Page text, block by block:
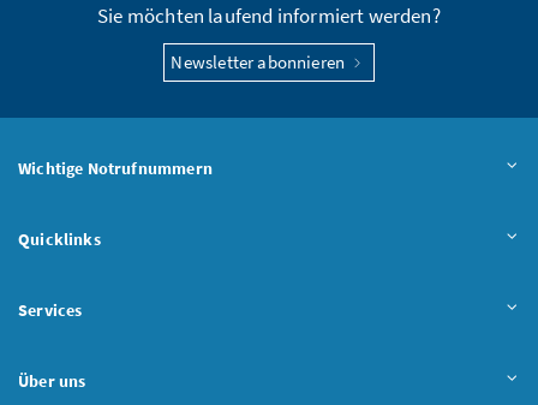
Sie möchten laufend informiert werden?
Newsletter abonnieren
Wichtige Notrufnummern
Quicklinks
Services
Über uns